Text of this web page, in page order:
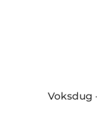
Voksdug